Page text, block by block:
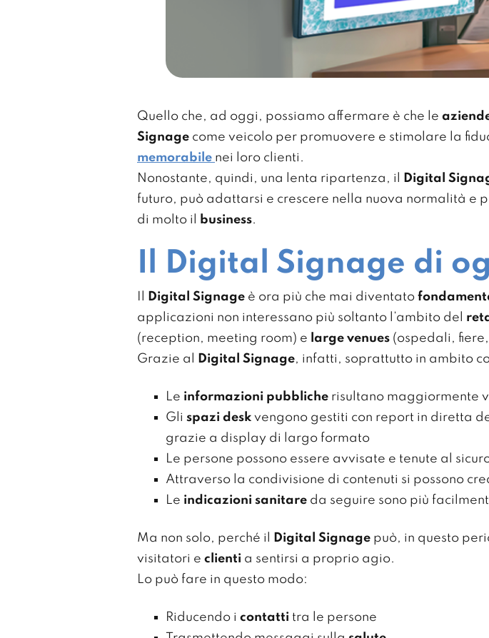
Quello che, ad oggi, possiamo affermare è che le
Signage come veicolo per promuovere e stimolare la
memorabile nei loro clienti.
Nonostante, quindi, una lenta ripartenza, il
Digital
futuro, può adattarsi e crescere nella nuova normalità e
di molto il
business.
Il Digital Signage di
Digital Signage è ora più che mai diventato
applicazioni non interessano più soltanto l’ambito del
(reception, meeting room) e large venues (ospedali,
Grazie al
Digital Signage, infatti, soprattutto in ambito
Le informazioni pubbliche risultano maggiormente
Gli spazi desk vengono gestiti con report in diretta
grazie a display di largo formato
Le persone possono essere avvisate e tenute al
Attraverso la condivisione di contenuti si possono
Le indicazioni sanitare da seguire sono più
Ma non solo, perché il Digital Signage può, in questo
visitatori e clienti a sentirsi a proprio agio.
Lo può fare in questo modo:
Riducendo i contatti tra le persone